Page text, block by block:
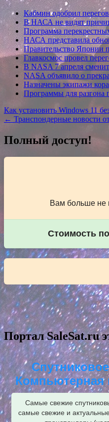
Кабмин одобрил
В НАСА не видят причин
Программа
НАСА представила
Правительство Японии
Главкосмос провел
В NASA 7 апреля
NASA объявило о
Назначены экипажи
Программы для разгона
Навигация
по
записям
Как установить Windows 11
← Транспондерные новости
Полный доступ!
Вам больше не
Стоимость
Портал SaleSat.ru
Самые свежие
самые свежие и